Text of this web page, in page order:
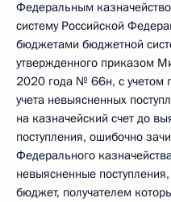
Федеральным
систему Российской
бюджетами бюджетной
утвержденного приказом
2020 года № 66н, с учетом
учета невыясненных
на казначейский счет до
поступления, ошибочно
Федерального
невыясненные
бюджет, получателем